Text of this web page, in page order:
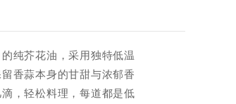
纯芥花油，采用独特低温
香蒜本身的甘甜与浓郁香
，轻松料理，每道都是低